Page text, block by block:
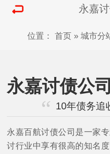
永嘉
位置： 首页 » 城市分
永嘉讨债公
10年债务追
永嘉百航讨债公司是一家
讨行业中享有很高的知名